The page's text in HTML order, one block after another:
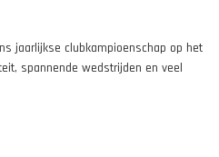
jaarlijkse clubkampioenschap op het
spannende wedstrijden en veel